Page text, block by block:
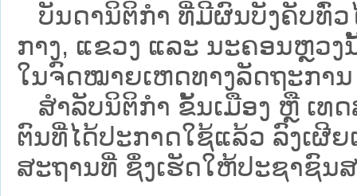
ບັນດານິຕິກໍາ ທີ່ມີຜົນບັງຄັບທົ່
ກາງ, ແຂວງ ແລະ ນະຄອນຫຼວ
ໃນຈົດໝາຍເຫດທາງລັດຖະການ
ສຳລັບນິ​ຕິ​ກຳ ຂັ້ນເມືອງ ຫຼື ເທ
ຕົນທີ່ໄດ້ປະກາດໃຊ້ແລ້ວ ລົງ​ເຜີ
ສະຖານທີ່ ຊຶ່ງເຮັດໃຫ້ປະຊາຊົນສ